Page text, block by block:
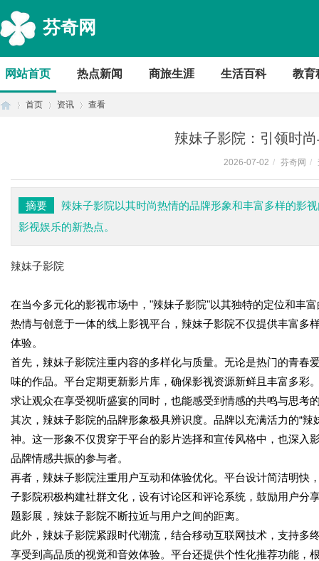
芬奇网
网站首页 热点新闻 商旅生涯 生活百科 教育
首页 资讯 查看
辣妹子影院：引领时
2026-07-02 / 芬奇网 /
摘要
辣妹子影院以其时尚热情的品牌形象和丰富多样的影
影视娱乐的新热点。
辣妹子影院
在当今多元化的影视市场中，"辣妹子影院"以其独特的定位和丰
热情与创意于一体的线上影视平台，辣妹子影院不仅提供丰富多
体验。
首先，辣妹子影院注重内容的多样化与质量。无论是热门的青春
味的作品。平台定期更新影片库，确保影视资源新鲜且丰富多彩
求让观众在享受视听盛宴的同时，也能感受到情感的共鸣与思考
其次，辣妹子影院的品牌形象极具辨识度。品牌以充满活力的“
神。这一形象不仅贯穿于平台的影片选择和宣传风格中，也深入
品牌情感共振的参与者。
再者，辣妹子影院注重用户互动和体验优化。平台设计简洁明快
子影院积极构建社群文化，设有讨论区和评论系统，鼓励用户分
题影展，辣妹子影院不断拉近与用户之间的距离。
此外，辣妹子影院紧跟时代潮流，结合移动互联网技术，支持
享受到高品质的视觉和音效体验。平台还提供个性化推荐功能，